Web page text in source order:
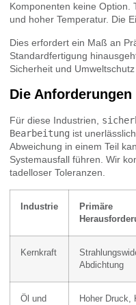
Komponenten keine Option.
und hoher Temperatur. Die
Dies erfordert ein Maß an
Standardfertigung
Sicherheit und Umweltschutz
Die
Für diese Industrien,
Bearbeitung ist
Abweichung in einem Teil
Systemausfall führen. Wir
tadelloser Toleranzen.
Industrie
Primäre
Kernkraft
Abdichtung
Öl und
Hoher Druck,